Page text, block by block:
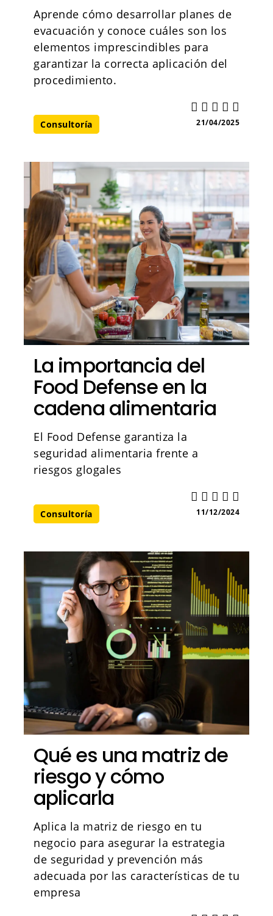
Aprende cómo desarrollar planes de
evacuación y conoce cuáles son los
elementos imprescindibles para
garantizar la correcta aplicación del
procedimiento.
Consultoría 21/04/2025
La importancia del
Food Defense en la
cadena alimentaria
El Food Defense garantiza la
seguridad alimentaria frente a
riesgos glogales
Consultoría 11/12/2024
Qué es una matriz de
riesgo y cómo
aplicarla
Aplica la matriz de riesgo en tu
negocio para asegurar la estrategia
de seguridad y prevención más
adecuada por las características de tu
empresa